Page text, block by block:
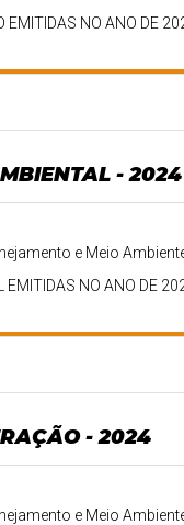
EMITIDAS NO ANO DE
- 2024
e Meio
EMITIDAS NO ANO DE
- 2024
e Meio